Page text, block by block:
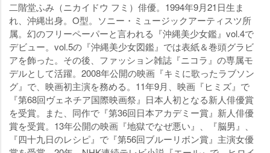
二階堂ふみ（ニカイドウ フミ）俳優。1994年9月21日生ま
れ、沖縄出身。O型。ソニー・ミュージックアーティスツ所
属。幻のフリーペーパーと言われる『沖縄美少女鑑』vol.4で
デビュー。vol.5の『沖縄美少女図鑑』では表紙＆巻頭グラビ
アを飾った。その後、ファッション雑誌『ニコラ』の専属モ
デルとして活躍。2008年公開の映画『キミに歌ったラブソン
グ』で、映画初主演を務める。11年9月、映画『ヒミズ』で
『第68回ヴェネチア国際映画祭』日本人初となる新人俳優賞
を受賞。また、同作で『第36回日本アカデミー賞』新人俳優
賞を受賞。13年公開の映画『地獄でなぜ悪い』、『脳男』、
『四十九日のレシピ』で『第56回ブルーリボン賞』主演女優